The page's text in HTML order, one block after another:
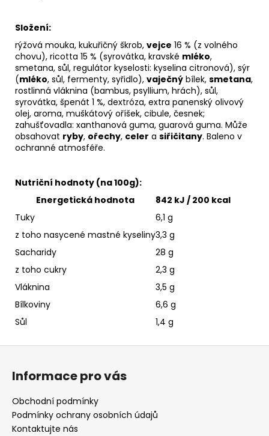
Složení:
rýžová mouka, kukuřičný škrob, vejce 16 % (z volného
chovu), ricotta 15 % (syrovátka, kravské mléko,
smetana, sůl, regulátor kyselosti: kyselina citronová), sýr
(mléko, sůl, fermenty, syřidlo), vaječný bílek, smetana,
rostlinná vláknina (bambus, psyllium, hrách), sůl,
syrovátka, špenát 1 %, dextróza, extra panenský olivový
olej, aroma, muškátový oříšek, cibule, česnek;
zahušťovadla: xanthanová guma, guarová guma. Může
obsahovat ryby, ořechy, celer a siřičitany. Baleno v
ochranné atmosféře.
Nutriční hodnoty (na 100g):
Energetická hodnota
842 kJ / 200 kcal
Tuky
6,1 g
z toho nasycené mastné kyseliny3,3 g
Sacharidy
28 g
z toho cukry
2,3 g
Vláknina
3,5 g
Bílkoviny
6,6 g
Sůl
1,4 g
Informace pro vás
Obchodní podmínky
Podmínky ochrany osobních údajů
Kontaktujte nás